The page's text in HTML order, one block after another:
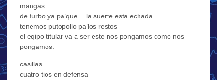
mangas…
de furbo ya pa’que… la suerte esta echada
tenemos putopollo pa’los restos
el eqipo titular va a ser este nos pongamos como nos
pongamos:
casillas
cuatro tios en defensa